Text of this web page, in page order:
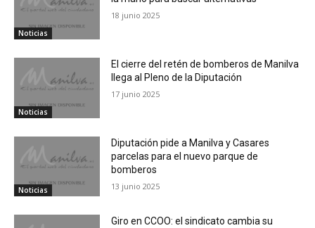
Noticias
18 junio 2025
Noticias
El cierre del retén de bomberos de Manilva
llega al Pleno de la Diputación
17 junio 2025
Noticias
Diputación pide a Manilva y Casares
parcelas para el nuevo parque de
bomberos
13 junio 2025
Giro en CCOO: el sindicato cambia su